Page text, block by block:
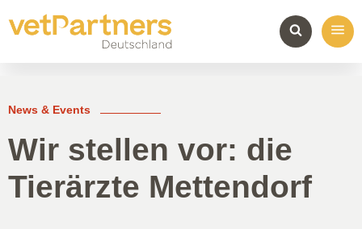
News & Events
Wir stellen vor: die
Tierärzte Mettendorf